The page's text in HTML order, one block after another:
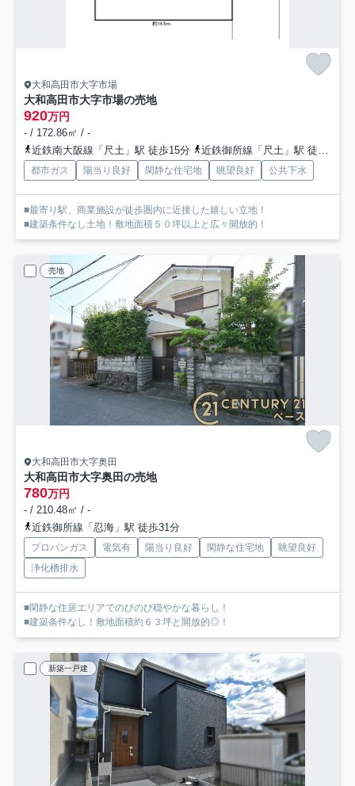
大和高田市大字市場
大和高田市大字市場の売地
920万円
- / 172.86㎡ / -
近鉄南大阪線「尺土」駅 徒歩15分
近鉄御所線「尺土」駅 徒歩15分
都市ガス 陽当り良好 閑静な住宅地 眺望良好 公共下水
■最寄り駅、商業施設が徒歩圏内に近接した嬉しい立地！
■建築条件なし土地！敷地面積５０坪以上と広々開放的！
売地
大和高田市大字奥田
大和高田市大字奥田の売地
780万円
- / 210.48㎡ / -
近鉄御所線「忍海」駅 徒歩31分
プロパンガス 電気有 陽当り良好 閑静な住宅地
眺望良好
浄化槽排水
■閑静な住居エリアでのびのび穏やかな暮らし！
■建築条件なし！敷地面積約６３坪と開放的◎！
新築一戸建